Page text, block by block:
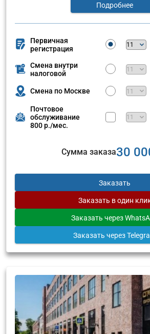
Подробнее
Первичная
регистрация
Смена внутри
налоговой
Смена по Москве
Почтовое
обслуживание
800 р./мес.
Сумма заказа30
Заказать
Заказать в один
Заказать через
Заказать через